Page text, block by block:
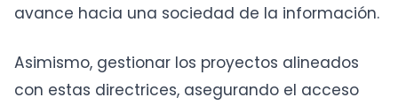
avance hacia una sociedad de la información.
Asimismo, gestionar los proyectos alineados
con estas directrices, asegurando el acceso